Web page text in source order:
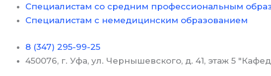
Специалистам со средним профессиональным
Специалистам с немедицинским образованием
8 (347) 295-99-25
450076, г. Уфа, ул. Чернышевского, д. 41, этаж 5